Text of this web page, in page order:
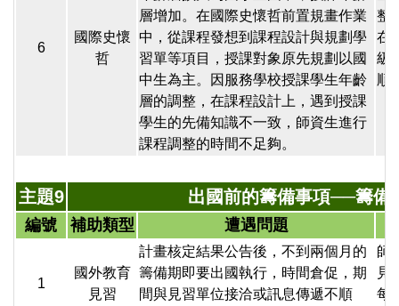
6
國際史懷
哲
層增加。在國際史懷哲前置規畫作業
中，從課程發想到課程設計與規劃學
習單等項目，授課對象原先規劃以國
中生為主。因服務學校授課學生年齡
層的調整，在課程設計上，遇到授課
學生的先備知識不一致，師資生進行
課程調整的時間不足夠。
整
在
級
順
主題9 出國前的籌備事項──籌備
編號 補助類型 遭遇問題
1
國外教育
見習
計畫核定結果公告後，不到兩個月的
籌備期即要出國執行，時間倉促，期
間與見習單位接洽或訊息傳遞不順
師
見
每